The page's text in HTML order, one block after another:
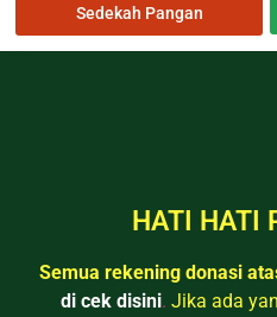
Sedekah Pangan
HATI HATI
Semua rekening donasi
di cek disini. Jika ada